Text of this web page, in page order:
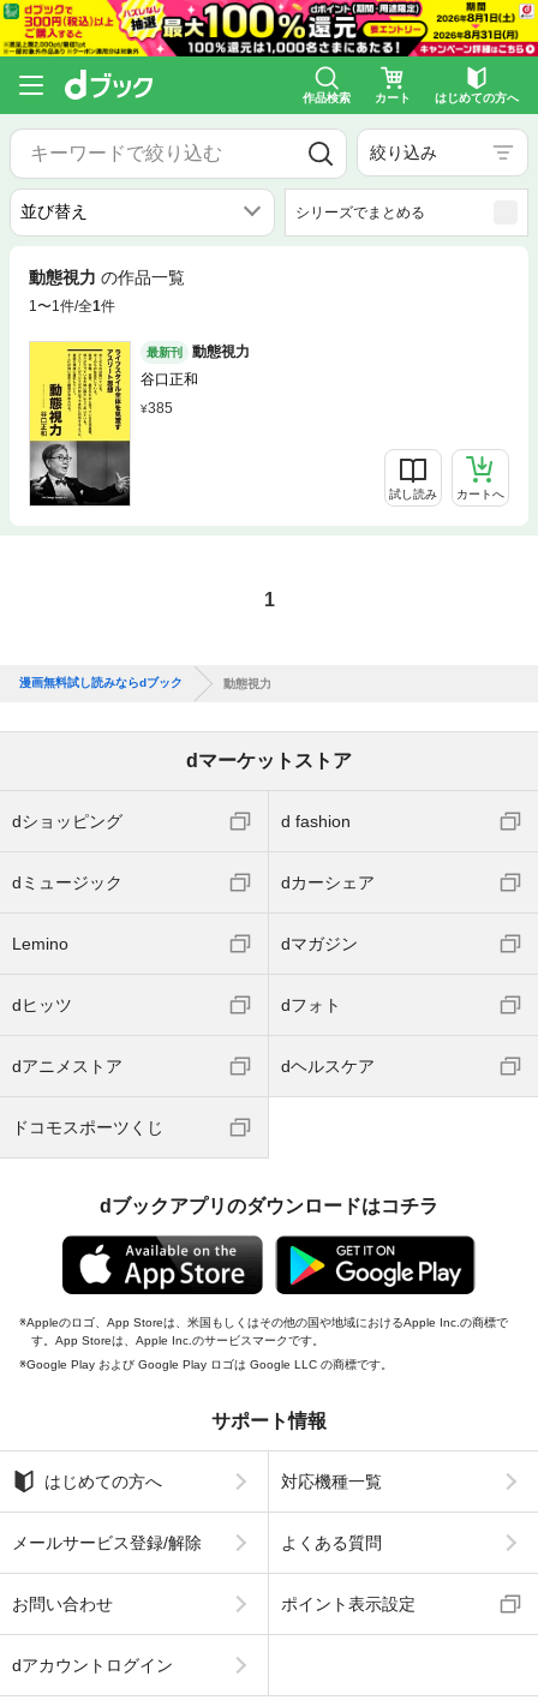
作品検索 カート はじめての方へ
絞り込み
シリーズでまとめる
動態視力 の作品一覧
1〜1件/全1件
最新刊
動態視力
谷口正和
385
試し読み カートへ
1
漫画無料試し読みならdブック 動態視力
dマーケットストア
dショッピング d fashion
dミュージック dカーシェア
Lemino dマガジン
dヒッツ dフォト
dアニメストア dヘルスケア
ドコモスポーツくじ
dブックアプリのダウンロードはコチラ
Appleのロゴ、App Storeは、米国もしくはその他の国や地域におけるApple Inc.の商標で
す。App Storeは、Apple Inc.のサービスマークです。
Google Play および Google Play ロゴは Google LLC の商標です。
サポート情報
はじめての方へ 対応機種一覧
メールサービス登録/解除 よくある質問
お問い合わせ ポイント表示設定
dアカウントログイン